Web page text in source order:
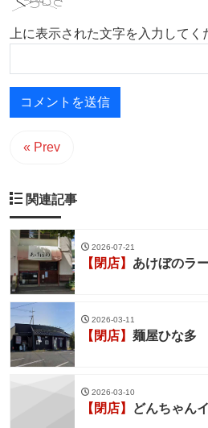
上に表示された文字を入力してく
« Prev
関連記事
2026-07-21
【閉店】 あけぼのラ
2026-03-11
【閉店】 麺屋ひな多
2026-03-10
【閉店】 どんちゃん